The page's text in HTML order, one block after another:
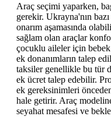
Araç seçimi yaparken,
gerekir. Ukrayna'nın
onarım aşamasında
sağlam olan araçlar
çocuklu aileler için
ek donanımların talep
taksiler genellikle bu tür
ek ücret talep edebilir.
ek gereksinimleri
hale getirir. Araç
seyahat mesafesi ve